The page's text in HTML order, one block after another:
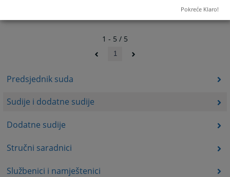
Predsjednik suda
Sudije i dodatne sudije
Dodatne sudije
Stručni saradnici
Službenici i namještenici
1 - 5 / 5
1
Pokreće Klaro!